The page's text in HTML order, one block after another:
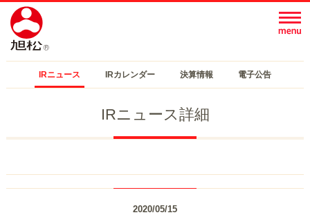
IRニュース IRカレンダー 決算情報 電子公告
IRニュース詳細
2020/05/15